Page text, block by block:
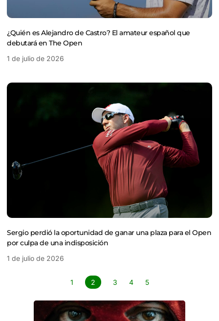
¿Quién es Alejandro de Castro? El amateur español que
debutará en The Open
1 de julio de 2026
Sergio perdió la oportunidad de ganar una plaza para el Open
por culpa de una indisposición
1 de julio de 2026
1 2 3 4 5